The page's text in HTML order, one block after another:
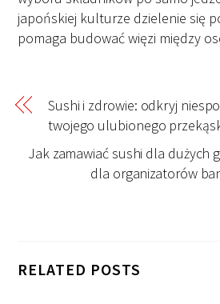
japońskiej kulturze dzielenie się
pomaga budować więzi między
Sushi i zdrowie: odkryj
twojego ulubionego
Jak zamawiać sushi dla dużych
dla organizatorów
RELATED POSTS